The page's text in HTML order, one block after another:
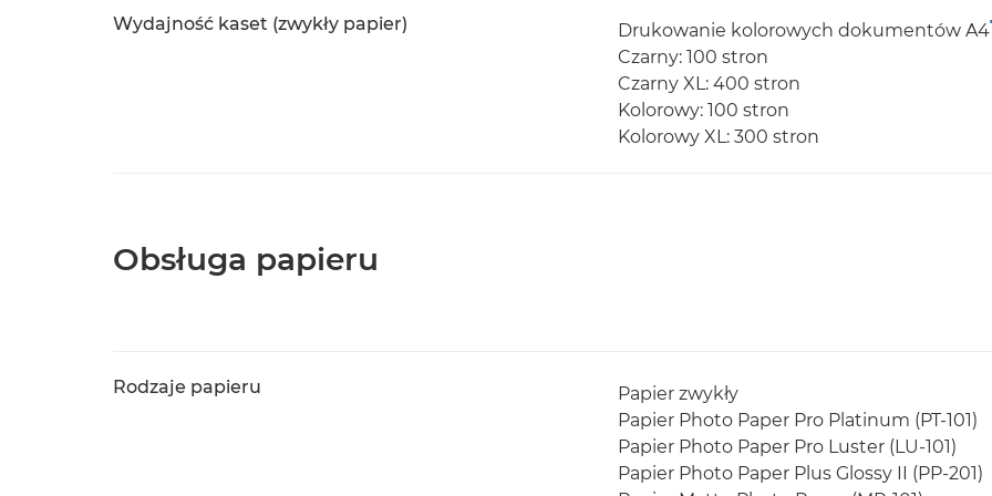
Wydajność kaset (zwykły papier) Drukowanie kolorowych dokumentów A4
Czarny: 100 stron
Czarny XL: 400 stron
Kolorowy: 100 stron
Kolorowy XL: 300 stron
Obsługa papieru
Rodzaje papieru
Papier zwykły
Papier Photo Paper Pro Platinum (PT-101)
Papier Photo Paper Pro Luster (LU-101)
Papier Photo Paper Plus Glossy II (PP-201)